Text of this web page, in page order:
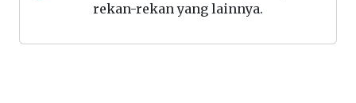
rekan-rekan yang lainnya.